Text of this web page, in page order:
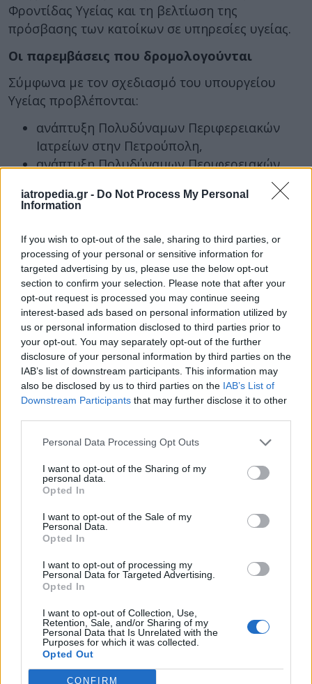
iatropedia.gr - Do Not Process My Personal
Information
If you wish to opt-out of the sale, sharing to third parties, or
processing of your personal or sensitive information for
targeted advertising by us, please use the below opt-out
section to confirm your selection. Please note that after your
opt-out request is processed you may continue seeing
interest-based ads based on personal information utilized by
us or personal information disclosed to third parties prior to
your opt-out. You may separately opt-out of the further
disclosure of your personal information by third parties on the
IAB’s list of downstream participants. This information may
also be disclosed by us to third parties on the IAB’s List of
Downstream Participants that may further disclose it to other
Personal Data Processing Opt Outs
I want to opt-out of the Sharing of my
personal data.
Opted In
I want to opt-out of the Sale of my
Personal Data.
Opted In
I want to opt-out of processing my
Personal Data for Targeted Advertising.
Opted In
I want to opt-out of Collection, Use,
Retention, Sale, and/or Sharing of my
Personal Data that Is Unrelated with the
Purposes for which it was collected.
Opted Out
CONFIRM
Φροντίδας Υγείας και τη βελτίωση της
πρόσβασης των κατοίκων σε υπηρεσίες υγείας.
Οι παρεμβάσεις που δρομολογούνται
Σύμφωνα με τον σχεδιασμό του υπουργείου
Υγείας προβλέπονται:
ανάπτυξη Πολυδύναμων Περιφερειακών
Ιατρείων στην Πετρούπολη,
ανάπτυξη Πολυδύναμων Περιφερειακών
ίδρυση Πανεπιστημιακού Κέντρου Υγείας
δημιουργία παραρτήματος του
Νοσοκομείου Παίδων «Αγία Σοφία» στο
Ίλιον,
ίδρυση Πρότυπου Κέντρου για την Άνοια
στο Περιστέρι.
Όπως ανέφερε η αναπληρώτρια υπουργός, οι
παρεμβάσεις αυτές εντάσσονται στη στρατηγική
για τη μετατροπή της πρόληψης σε καθημερινή
πρακτική και για την ενίσχυση των υπηρεσιών
υγείας σε περιοχές με αυξημένες ανάγκες.
Η γραμμή 1135 του ΕΟΔΥ
Υπενθυμίζεται ότι οι πολίτες μπορούν να
επικοινωνούν καθημερινά με τον ΕΟΔΥ μέσω της
Μέσω της γραμμής μπορούν να ενημερώνονται
ΚΟΜΥ στην περιοχή τους, καθώς και να
υποβάλλουν αιτήματα για προγραμματισμό κατ’
οίκον ιατρικών επισκέψεων.
Φωτογραφία: EUROKINISSI